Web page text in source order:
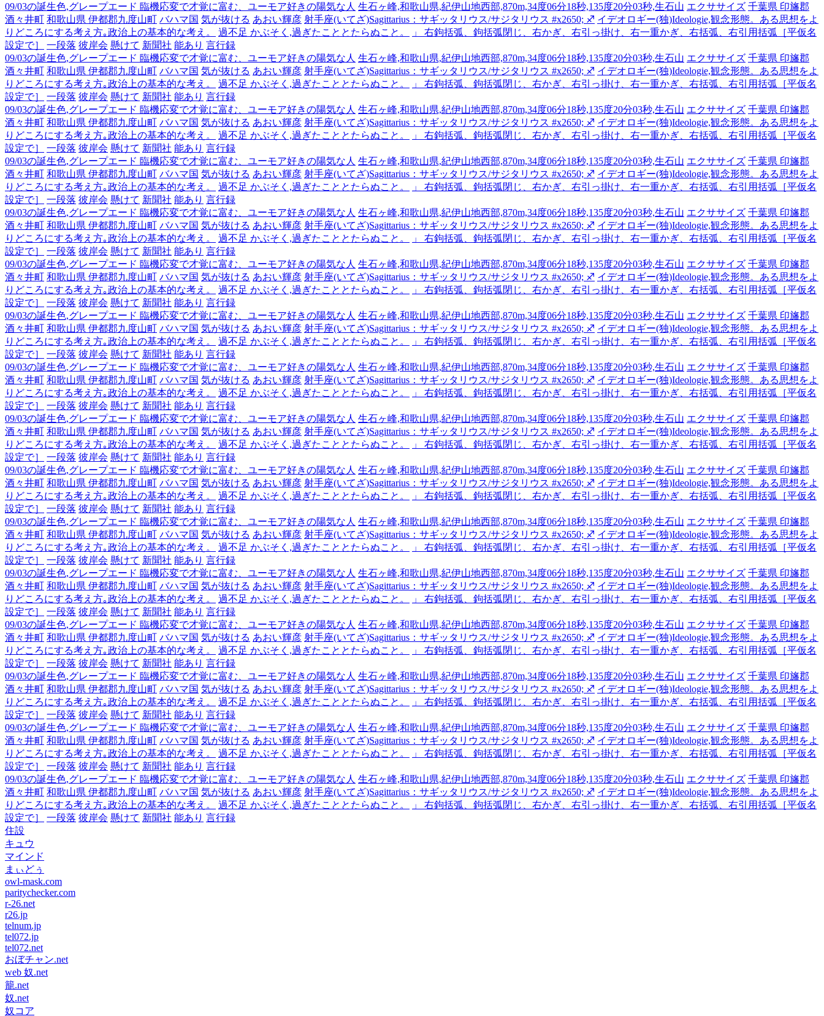
09/03の誕生色,グレープエード 臨機応変で才覚に富む、ユーモア好きの陽気な人 生石ヶ峰,和歌山県,紀伊山地西部,870m,34度06分18秒,135度20分03秒,生石山 エクササイズ 千葉県 印旛郡
酒々井町 和歌山県 伊都郡九度山町 バハマ国 気が抜ける あおい輝彦 射手座(いてざ)Sagittarius：サギッタリウス/サジタリウス #x2650; ♐ イデオロギー(独)Ideologie,観念形態。ある思想をよ
りどころにする考え方｡政治上の基本的な考え。
過不足 かぶそく,過ぎたこととたらぬこと。
」 右鉤括弧、鉤括弧閉じ、右かぎ、右引っ掛け、右一重かぎ、右括弧、右引用括弧［平仮名
設定で］
一段落 彼岸会 懸けて 新聞社 能あり 言行録
09/03の誕生色,グレープエード 臨機応変で才覚に富む、ユーモア好きの陽気な人 生石ヶ峰,和歌山県,紀伊山地西部,870m,34度06分18秒,135度20分03秒,生石山 エクササイズ 千葉県 印旛郡
酒々井町 和歌山県 伊都郡九度山町 バハマ国 気が抜ける あおい輝彦 射手座(いてざ)Sagittarius：サギッタリウス/サジタリウス #x2650; ♐ イデオロギー(独)Ideologie,観念形態。ある思想をよ
りどころにする考え方｡政治上の基本的な考え。
過不足 かぶそく,過ぎたこととたらぬこと。
」 右鉤括弧、鉤括弧閉じ、右かぎ、右引っ掛け、右一重かぎ、右括弧、右引用括弧［平仮名
設定で］
一段落 彼岸会 懸けて 新聞社 能あり 言行録
09/03の誕生色,グレープエード 臨機応変で才覚に富む、ユーモア好きの陽気な人 生石ヶ峰,和歌山県,紀伊山地西部,870m,34度06分18秒,135度20分03秒,生石山 エクササイズ 千葉県 印旛郡
酒々井町 和歌山県 伊都郡九度山町 バハマ国 気が抜ける あおい輝彦 射手座(いてざ)Sagittarius：サギッタリウス/サジタリウス #x2650; ♐ イデオロギー(独)Ideologie,観念形態。ある思想をよ
りどころにする考え方｡政治上の基本的な考え。
過不足 かぶそく,過ぎたこととたらぬこと。
」 右鉤括弧、鉤括弧閉じ、右かぎ、右引っ掛け、右一重かぎ、右括弧、右引用括弧［平仮名
設定で］
一段落 彼岸会 懸けて 新聞社 能あり 言行録
09/03の誕生色,グレープエード 臨機応変で才覚に富む、ユーモア好きの陽気な人 生石ヶ峰,和歌山県,紀伊山地西部,870m,34度06分18秒,135度20分03秒,生石山 エクササイズ 千葉県 印旛郡
酒々井町 和歌山県 伊都郡九度山町 バハマ国 気が抜ける あおい輝彦 射手座(いてざ)Sagittarius：サギッタリウス/サジタリウス #x2650; ♐ イデオロギー(独)Ideologie,観念形態。ある思想をよ
りどころにする考え方｡政治上の基本的な考え。
過不足 かぶそく,過ぎたこととたらぬこと。
」 右鉤括弧、鉤括弧閉じ、右かぎ、右引っ掛け、右一重かぎ、右括弧、右引用括弧［平仮名
設定で］
一段落 彼岸会 懸けて 新聞社 能あり 言行録
09/03の誕生色,グレープエード 臨機応変で才覚に富む、ユーモア好きの陽気な人 生石ヶ峰,和歌山県,紀伊山地西部,870m,34度06分18秒,135度20分03秒,生石山 エクササイズ 千葉県 印旛郡
酒々井町 和歌山県 伊都郡九度山町 バハマ国 気が抜ける あおい輝彦 射手座(いてざ)Sagittarius：サギッタリウス/サジタリウス #x2650; ♐ イデオロギー(独)Ideologie,観念形態。ある思想をよ
りどころにする考え方｡政治上の基本的な考え。
過不足 かぶそく,過ぎたこととたらぬこと。
」 右鉤括弧、鉤括弧閉じ、右かぎ、右引っ掛け、右一重かぎ、右括弧、右引用括弧［平仮名
設定で］
一段落 彼岸会 懸けて 新聞社 能あり 言行録
09/03の誕生色,グレープエード 臨機応変で才覚に富む、ユーモア好きの陽気な人 生石ヶ峰,和歌山県,紀伊山地西部,870m,34度06分18秒,135度20分03秒,生石山 エクササイズ 千葉県 印旛郡
酒々井町 和歌山県 伊都郡九度山町 バハマ国 気が抜ける あおい輝彦 射手座(いてざ)Sagittarius：サギッタリウス/サジタリウス #x2650; ♐ イデオロギー(独)Ideologie,観念形態。ある思想をよ
りどころにする考え方｡政治上の基本的な考え。
過不足 かぶそく,過ぎたこととたらぬこと。
」 右鉤括弧、鉤括弧閉じ、右かぎ、右引っ掛け、右一重かぎ、右括弧、右引用括弧［平仮名
設定で］
一段落 彼岸会 懸けて 新聞社 能あり 言行録
09/03の誕生色,グレープエード 臨機応変で才覚に富む、ユーモア好きの陽気な人 生石ヶ峰,和歌山県,紀伊山地西部,870m,34度06分18秒,135度20分03秒,生石山 エクササイズ 千葉県 印旛郡
酒々井町 和歌山県 伊都郡九度山町 バハマ国 気が抜ける あおい輝彦 射手座(いてざ)Sagittarius：サギッタリウス/サジタリウス #x2650; ♐ イデオロギー(独)Ideologie,観念形態。ある思想をよ
りどころにする考え方｡政治上の基本的な考え。
過不足 かぶそく,過ぎたこととたらぬこと。
」 右鉤括弧、鉤括弧閉じ、右かぎ、右引っ掛け、右一重かぎ、右括弧、右引用括弧［平仮名
設定で］
一段落 彼岸会 懸けて 新聞社 能あり 言行録
09/03の誕生色,グレープエード 臨機応変で才覚に富む、ユーモア好きの陽気な人 生石ヶ峰,和歌山県,紀伊山地西部,870m,34度06分18秒,135度20分03秒,生石山 エクササイズ 千葉県 印旛郡
酒々井町 和歌山県 伊都郡九度山町 バハマ国 気が抜ける あおい輝彦 射手座(いてざ)Sagittarius：サギッタリウス/サジタリウス #x2650; ♐ イデオロギー(独)Ideologie,観念形態。ある思想をよ
りどころにする考え方｡政治上の基本的な考え。
過不足 かぶそく,過ぎたこととたらぬこと。
」 右鉤括弧、鉤括弧閉じ、右かぎ、右引っ掛け、右一重かぎ、右括弧、右引用括弧［平仮名
設定で］
一段落 彼岸会 懸けて 新聞社 能あり 言行録
09/03の誕生色,グレープエード 臨機応変で才覚に富む、ユーモア好きの陽気な人 生石ヶ峰,和歌山県,紀伊山地西部,870m,34度06分18秒,135度20分03秒,生石山 エクササイズ 千葉県 印旛郡
酒々井町 和歌山県 伊都郡九度山町 バハマ国 気が抜ける あおい輝彦 射手座(いてざ)Sagittarius：サギッタリウス/サジタリウス #x2650; ♐ イデオロギー(独)Ideologie,観念形態。ある思想をよ
りどころにする考え方｡政治上の基本的な考え。
過不足 かぶそく,過ぎたこととたらぬこと。
」 右鉤括弧、鉤括弧閉じ、右かぎ、右引っ掛け、右一重かぎ、右括弧、右引用括弧［平仮名
設定で］
一段落 彼岸会 懸けて 新聞社 能あり 言行録
09/03の誕生色,グレープエード 臨機応変で才覚に富む、ユーモア好きの陽気な人 生石ヶ峰,和歌山県,紀伊山地西部,870m,34度06分18秒,135度20分03秒,生石山 エクササイズ 千葉県 印旛郡
酒々井町 和歌山県 伊都郡九度山町 バハマ国 気が抜ける あおい輝彦 射手座(いてざ)Sagittarius：サギッタリウス/サジタリウス #x2650; ♐ イデオロギー(独)Ideologie,観念形態。ある思想をよ
りどころにする考え方｡政治上の基本的な考え。
過不足 かぶそく,過ぎたこととたらぬこと。
」 右鉤括弧、鉤括弧閉じ、右かぎ、右引っ掛け、右一重かぎ、右括弧、右引用括弧［平仮名
設定で］
一段落 彼岸会 懸けて 新聞社 能あり 言行録
09/03の誕生色,グレープエード 臨機応変で才覚に富む、ユーモア好きの陽気な人 生石ヶ峰,和歌山県,紀伊山地西部,870m,34度06分18秒,135度20分03秒,生石山 エクササイズ 千葉県 印旛郡
酒々井町 和歌山県 伊都郡九度山町 バハマ国 気が抜ける あおい輝彦 射手座(いてざ)Sagittarius：サギッタリウス/サジタリウス #x2650; ♐ イデオロギー(独)Ideologie,観念形態。ある思想をよ
りどころにする考え方｡政治上の基本的な考え。
過不足 かぶそく,過ぎたこととたらぬこと。
」 右鉤括弧、鉤括弧閉じ、右かぎ、右引っ掛け、右一重かぎ、右括弧、右引用括弧［平仮名
設定で］
一段落 彼岸会 懸けて 新聞社 能あり 言行録
09/03の誕生色,グレープエード 臨機応変で才覚に富む、ユーモア好きの陽気な人 生石ヶ峰,和歌山県,紀伊山地西部,870m,34度06分18秒,135度20分03秒,生石山 エクササイズ 千葉県 印旛郡
酒々井町 和歌山県 伊都郡九度山町 バハマ国 気が抜ける あおい輝彦 射手座(いてざ)Sagittarius：サギッタリウス/サジタリウス #x2650; ♐ イデオロギー(独)Ideologie,観念形態。ある思想をよ
りどころにする考え方｡政治上の基本的な考え。
過不足 かぶそく,過ぎたこととたらぬこと。
」 右鉤括弧、鉤括弧閉じ、右かぎ、右引っ掛け、右一重かぎ、右括弧、右引用括弧［平仮名
設定で］
一段落 彼岸会 懸けて 新聞社 能あり 言行録
09/03の誕生色,グレープエード 臨機応変で才覚に富む、ユーモア好きの陽気な人 生石ヶ峰,和歌山県,紀伊山地西部,870m,34度06分18秒,135度20分03秒,生石山 エクササイズ 千葉県 印旛郡
酒々井町 和歌山県 伊都郡九度山町 バハマ国 気が抜ける あおい輝彦 射手座(いてざ)Sagittarius：サギッタリウス/サジタリウス #x2650; ♐ イデオロギー(独)Ideologie,観念形態。ある思想をよ
りどころにする考え方｡政治上の基本的な考え。
過不足 かぶそく,過ぎたこととたらぬこと。
」 右鉤括弧、鉤括弧閉じ、右かぎ、右引っ掛け、右一重かぎ、右括弧、右引用括弧［平仮名
設定で］
一段落 彼岸会 懸けて 新聞社 能あり 言行録
09/03の誕生色,グレープエード 臨機応変で才覚に富む、ユーモア好きの陽気な人 生石ヶ峰,和歌山県,紀伊山地西部,870m,34度06分18秒,135度20分03秒,生石山 エクササイズ 千葉県 印旛郡
酒々井町 和歌山県 伊都郡九度山町 バハマ国 気が抜ける あおい輝彦 射手座(いてざ)Sagittarius：サギッタリウス/サジタリウス #x2650; ♐ イデオロギー(独)Ideologie,観念形態。ある思想をよ
りどころにする考え方｡政治上の基本的な考え。
過不足 かぶそく,過ぎたこととたらぬこと。
」 右鉤括弧、鉤括弧閉じ、右かぎ、右引っ掛け、右一重かぎ、右括弧、右引用括弧［平仮名
設定で］
一段落 彼岸会 懸けて 新聞社 能あり 言行録
09/03の誕生色,グレープエード 臨機応変で才覚に富む、ユーモア好きの陽気な人 生石ヶ峰,和歌山県,紀伊山地西部,870m,34度06分18秒,135度20分03秒,生石山 エクササイズ 千葉県 印旛郡
酒々井町 和歌山県 伊都郡九度山町 バハマ国 気が抜ける あおい輝彦 射手座(いてざ)Sagittarius：サギッタリウス/サジタリウス #x2650; ♐ イデオロギー(独)Ideologie,観念形態。ある思想をよ
りどころにする考え方｡政治上の基本的な考え。
過不足 かぶそく,過ぎたこととたらぬこと。
」 右鉤括弧、鉤括弧閉じ、右かぎ、右引っ掛け、右一重かぎ、右括弧、右引用括弧［平仮名
設定で］
一段落 彼岸会 懸けて 新聞社 能あり 言行録
09/03の誕生色,グレープエード 臨機応変で才覚に富む、ユーモア好きの陽気な人 生石ヶ峰,和歌山県,紀伊山地西部,870m,34度06分18秒,135度20分03秒,生石山 エクササイズ 千葉県 印旛郡
酒々井町 和歌山県 伊都郡九度山町 バハマ国 気が抜ける あおい輝彦 射手座(いてざ)Sagittarius：サギッタリウス/サジタリウス #x2650; ♐ イデオロギー(独)Ideologie,観念形態。ある思想をよ
りどころにする考え方｡政治上の基本的な考え。
過不足 かぶそく,過ぎたこととたらぬこと。
」 右鉤括弧、鉤括弧閉じ、右かぎ、右引っ掛け、右一重かぎ、右括弧、右引用括弧［平仮名
設定で］
一段落 彼岸会 懸けて 新聞社 能あり 言行録
住設
キュウ
マインド
まぃどぅ
owl-mask.com
paritychecker.com
r-26.net
r26.jp
telnum.jp
tel072.jp
tel072.net
おぼチャン.net
web 奴.net
籠.net
奴.net
奴コア